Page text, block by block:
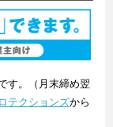
す。（月末締め翌
テクションズから